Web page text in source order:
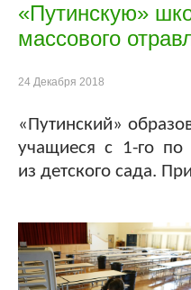
«Путинскую»
массового
24 Декабря 2018
«Путинский»
учащиеся с 1-го
из детского сада.